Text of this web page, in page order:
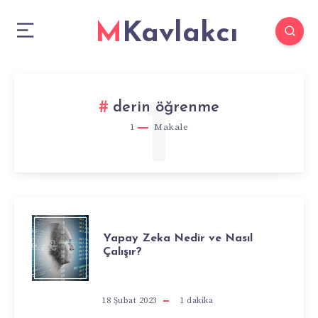
MKavlakcı
derin öğrenme
1 Makale
1
YAPAY
ZEKA
NEDIR
Yapay Zeka Nedir ve Nasıl
Çalışır?
18 Şubat 2023 1 dakika